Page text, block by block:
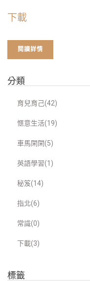
下載
閱讀詳情
分類
育兒育己(42)
愜意生活(19)
車馬閑閑(5)
英語學習(1)
秘笈(14)
指北(6)
常識(0)
下載(3)
標籤